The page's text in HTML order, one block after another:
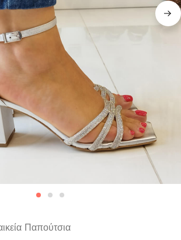
Παπούτσια